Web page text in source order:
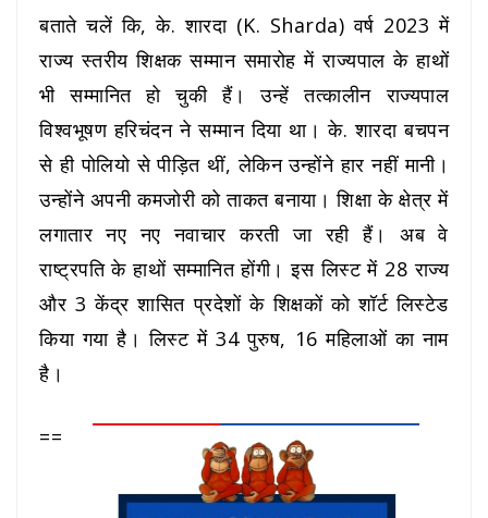
बताते चलें कि, के. शारदा (K. Sharda) वर्ष 2023 में
राज्य स्तरीय शिक्षक सम्मान समारोह में राज्यपाल के हाथों
भी सम्मानित हो चुकी हैं। उन्हें तत्कालीन राज्यपाल
विश्वभूषण हरिचंदन ने सम्मान दिया था। के. शारदा बचपन
से ही पोलियो से पीड़ित थीं, लेकिन उन्होंने हार नहीं मानी।
उन्होंने अपनी कमजोरी को ताकत बनाया। शिक्षा के क्षेत्र में
लगातार नए नए नवाचार करती जा रही हैं। अब वे
राष्ट्रपति के हाथों सम्मानित होंगी। इस लिस्ट में 28 राज्य
और 3 केंद्र शासित प्रदेशों के शिक्षकों को शॉर्ट लिस्टेड
किया गया है। लिस्ट में 34 पुरुष, 16 महिलाओं का नाम
है।
==